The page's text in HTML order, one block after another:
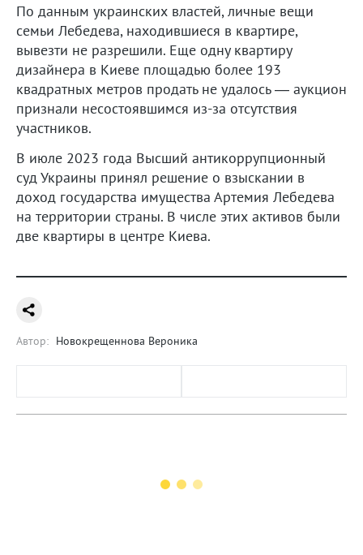
По данным украинских властей, личные вещи
семьи Лебедева, находившиеся в квартире,
вывезти не разрешили. Еще одну квартиру
дизайнера в Киеве площадью более 193
квадратных метров продать не удалось — аукцион
признали несостоявшимся из-за отсутствия
участников.
В июле 2023 года Высший антикоррупционный
суд Украины принял решение о взыскании в
доход государства имущества Артемия Лебедева
на территории страны. В числе этих активов были
две квартиры в центре Киева.
Автор: Новокрещеннова Вероника